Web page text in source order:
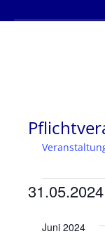
31.05.2024
wählen.
Juni 2024